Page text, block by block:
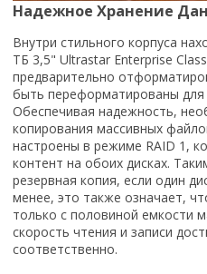
Надежное Хранение
Внутри стильного корпуса
ТБ 3,5" Ultrastar Enterprise
предварительно
быть переформатированы для
Обеспечивая надежность,
копирования массивных
настроены в режиме RAID 1,
контент на обоих дисках.
резервная копия, если один
менее, это также означает,
только с половиной емкости
скорость чтения и записи
соответственно.